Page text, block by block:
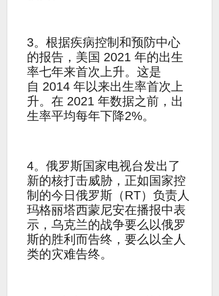
3。根据疾病控制和预防中心
的报告，美国 2021 年的出生
率七年来首次上升。这是
自 2014 年以来出生率首次上
升。在 2021 年数据之前，出
生率平均每年下降2%。
4。俄罗斯国家电视台发出了
新的核打击威胁，正如国家控
制的今日俄罗斯（RT）负责人
玛格丽塔西蒙尼安在播报中表
示，乌克兰的战争要么以俄罗
斯的胜利而告终，要么以全人
类的灾难告终。